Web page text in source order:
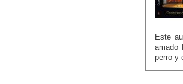
Este
amado
perro y